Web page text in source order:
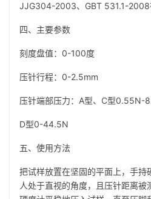
JJG304-2003、GBT 531.1-2008
四、主要参数
刻度盘值：0-100度
压针行程：0-2.5mm
压针端部压力：A型、C型
D型0-44.5N
五、使用方法
把试样放置在坚固的平面上，手持
人处于直视的角度，且压针距离